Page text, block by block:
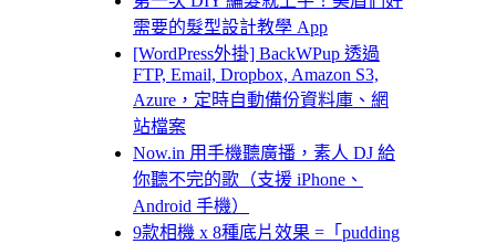
需要的髮型設計教學 App
[WordPress外掛] BackWPup 透過
FTP, Email, Dropbox, Amazon S3,
Azure，定時自動備份資料庫、網
站檔案
Now.in 用手機聽廣播，素人 DJ 給
你聽不完的歌（支援 iPhone、
Android 手機）
9款相機 x 8種底片效果 =「pudding